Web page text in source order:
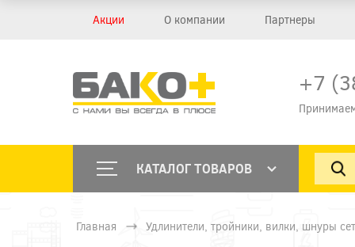
Акции О компании Партнеры
+7
КАТАЛОГ ТОВАРОВ
Главная Удлинители, тройники, вилки, шнуры